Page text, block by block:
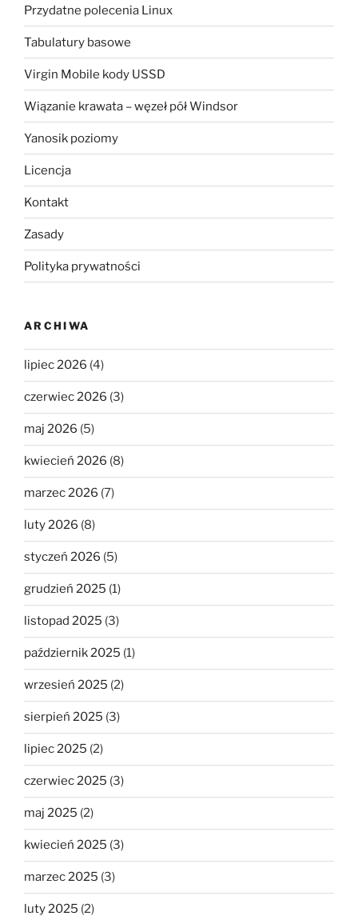
Przydatne polecenia Linux
Tabulatury basowe
Virgin Mobile kody USSD
Wiązanie krawata – węzeł pół Windsor
Yanosik poziomy
Licencja
Kontakt
Zasady
Polityka prywatności
ARCHIWA
lipiec 2026 (4)
czerwiec 2026 (3)
maj 2026 (5)
kwiecień 2026 (8)
marzec 2026 (7)
luty 2026 (8)
styczeń 2026 (5)
grudzień 2025 (1)
listopad 2025 (3)
październik 2025 (1)
wrzesień 2025 (2)
sierpień 2025 (3)
lipiec 2025 (2)
czerwiec 2025 (3)
maj 2025 (2)
kwiecień 2025 (3)
marzec 2025 (3)
luty 2025 (2)